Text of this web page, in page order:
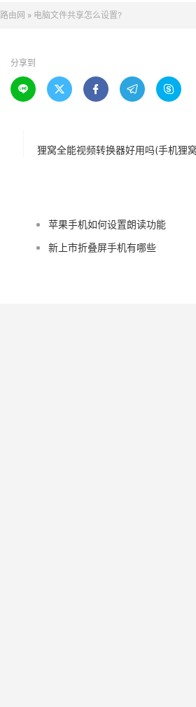
路由网 » 电脑文件共享怎么设置?
分享到
    
狸窝全能视频转换器好用吗(手机狸
苹果手机如何设置朗读功能
新上市折叠屏手机有哪些